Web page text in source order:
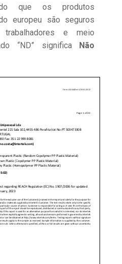
que os produtos
europeu são seguros
trabalhadores e meio
“ND” significaNão